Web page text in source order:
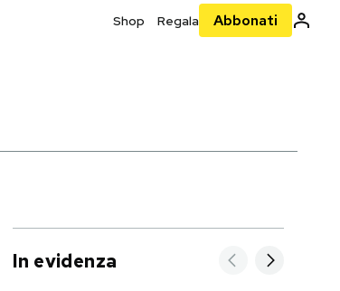
Shop Regala Abbonati
In evidenza